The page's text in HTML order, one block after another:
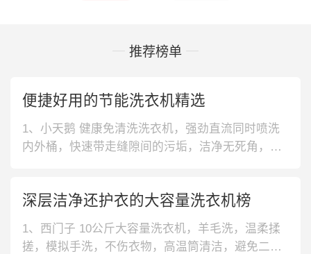
推荐榜单
便捷好用的节能洗衣机精选
1、小天鹅 健康免清洗洗衣机，强劲直流同时喷洗
内外桶，快速带走缝隙间的污垢，洁净无死角，避
0次每分钟高压脉冲喷射水流，360度冲走桶壁污
垢，洗衣干净不残留。水电压双宽设计，高低楼层
都能正常洗衣。3、海信 大
深层洁净还护衣的大容量洗衣机榜
1、西门子 10公斤大容量洗衣机，羊毛洗，温柔揉
搓，模拟手洗，不伤衣物，高温筒清洁，避免二次